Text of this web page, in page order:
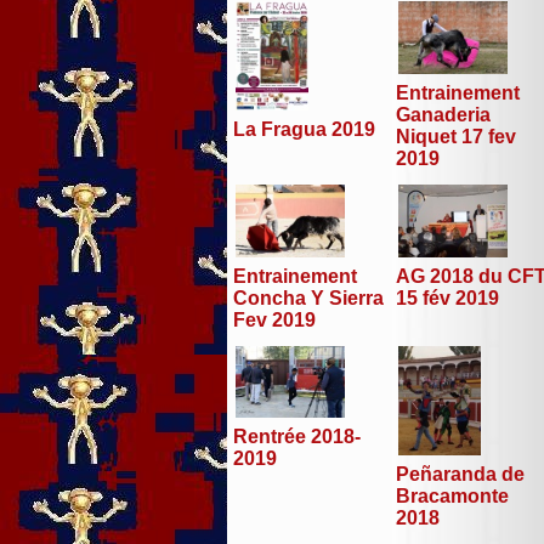
La Fragua 2019
Entrainement
Ganaderia
Niquet 17 fev
2019
Entrainement
Concha Y Sierra
Fev 2019
AG 2018 du
15 fév 2019
Rentrée 2018-
2019
Peñaranda de
Bracamonte
2018